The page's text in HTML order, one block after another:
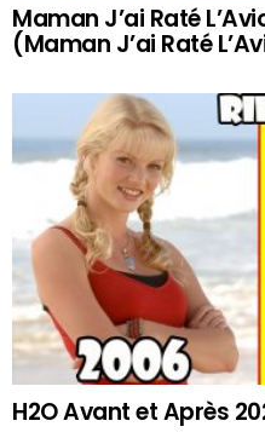
Maman J’ai Raté
(Maman J’ai Raté
H2O Avant et Après